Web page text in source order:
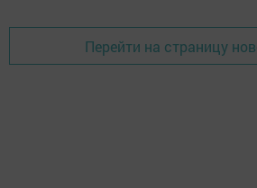
Перейти на страницу